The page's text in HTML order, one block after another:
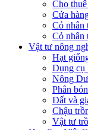
Cho
Cửa
Cỏ nhân
Cỏ nhân
Vật tư nông
Hạt
Dụng cụ
Nông
Phân
Đất và
Chậu
Vật tư